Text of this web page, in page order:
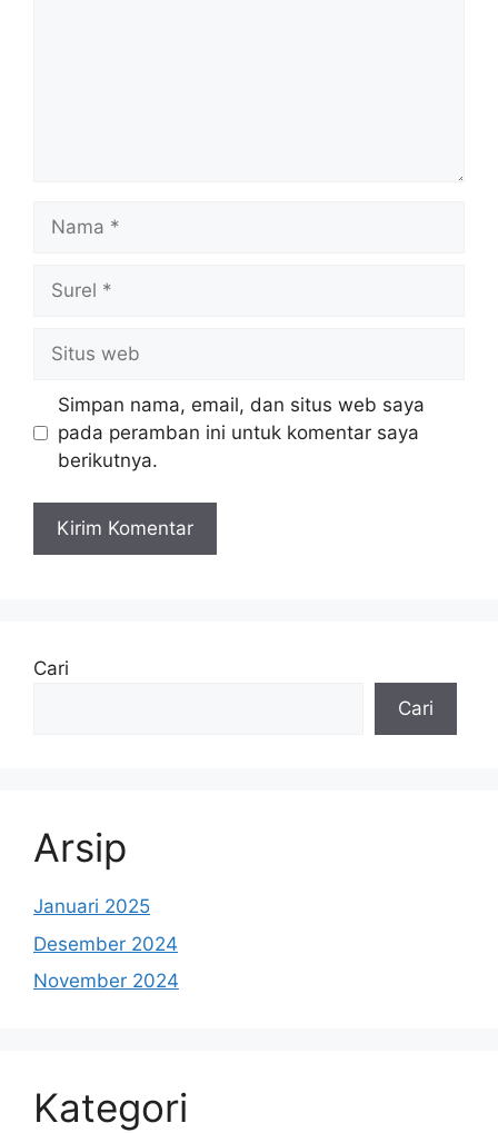
web
Simpan nama, email, dan situs web saya
pada peramban ini untuk komentar saya
berikutnya.
Cari
Cari
Arsip
Januari 2025
Desember 2024
November 2024
Kategori